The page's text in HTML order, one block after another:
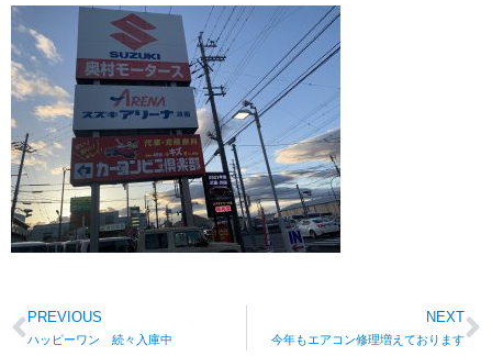
PREVIOUS
ハッピーワン 続々入庫中
NEXT
今年もエアコン修理増えております